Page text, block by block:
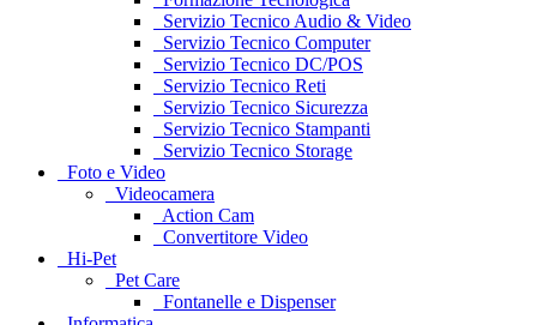
Servizio Tecnico Audio & Video
Servizio Tecnico Computer
Servizio Tecnico DC/POS
Servizio Tecnico Reti
Servizio Tecnico Sicurezza
Servizio Tecnico Stampanti
Servizio Tecnico Storage
Foto e Video
Videocamera
Action Cam
Convertitore Video
Hi-Pet
Pet Care
Fontanelle e Dispenser